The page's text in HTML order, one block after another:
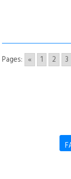
Pages: « 1 2 3